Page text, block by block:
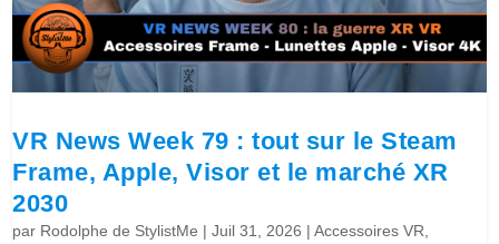
VR News Week 79 : tout sur le Steam
Frame, Apple, Visor et le marché XR
2030
par Rodolphe de StylistMe |Juil 31, 2026 |Accessoires VR,